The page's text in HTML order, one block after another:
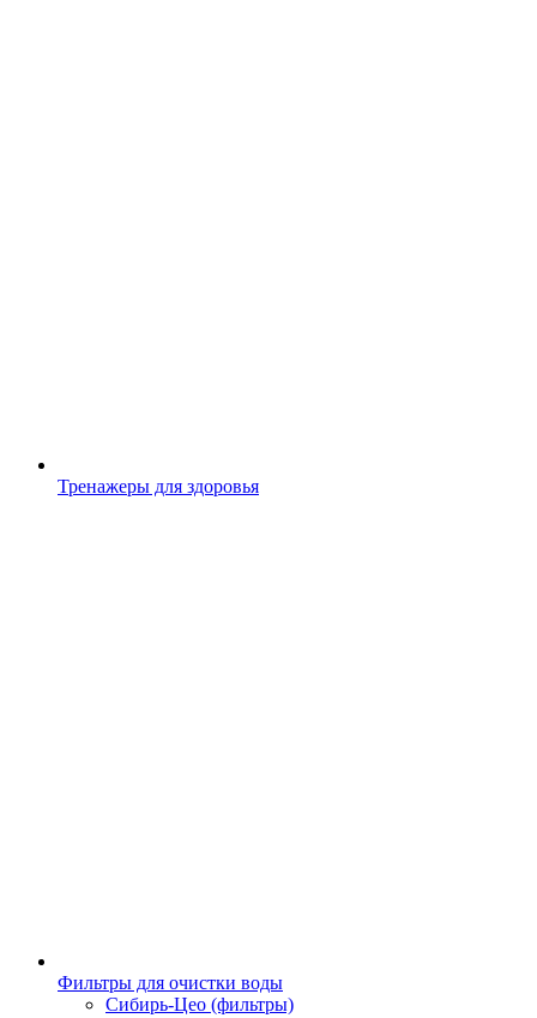
Тренажеры для здоровья
Фильтры для очистки воды
Сибирь-Цео (фильтры)